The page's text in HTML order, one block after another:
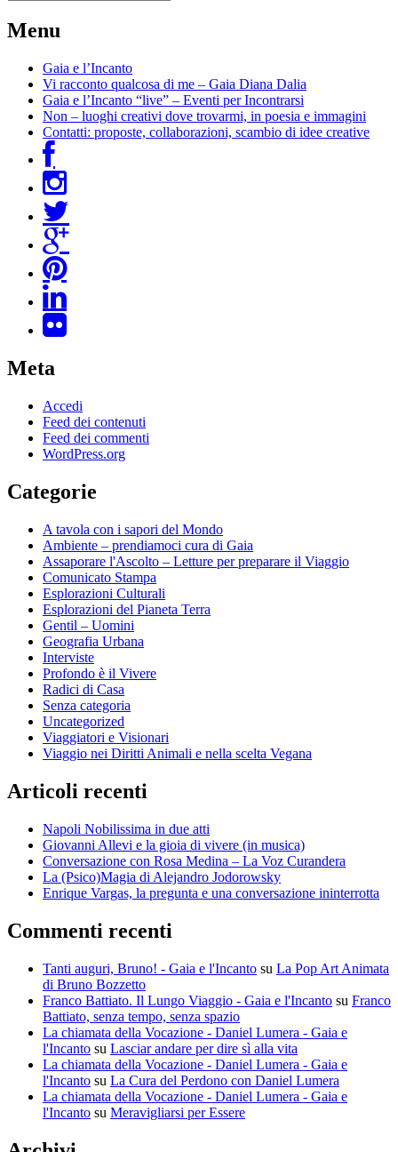
Menu
Gaia e l’Incanto
Vi racconto qualcosa di me – Gaia Diana Dalia
Gaia e l’Incanto “live” – Eventi per Incontrarsi
Non – luoghi creativi dove trovarmi, in poesia e immagini
Contatti: proposte, collaborazioni, scambio di idee creative
Meta
Accedi
Feed dei contenuti
Feed dei commenti
WordPress.org
Categorie
A tavola con i sapori del Mondo
Ambiente – prendiamoci cura di Gaia
Assaporare l'Ascolto – Letture per preparare il Viaggio
Comunicato Stampa
Esplorazioni Culturali
Esplorazioni del Pianeta Terra
Gentil – Uomini
Geografia Urbana
Interviste
Profondo è il Vivere
Radici di Casa
Senza categoria
Uncategorized
Viaggiatori e Visionari
Viaggio nei Diritti Animali e nella scelta Vegana
Articoli recenti
Napoli Nobilissima in due atti
Giovanni Allevi e la gioia di vivere (in musica)
Conversazione con Rosa Medina – La Voz Curandera
La (Psico)Magia di Alejandro Jodorowsky
Enrique Vargas, la pregunta e una conversazione ininterrotta
Commenti recenti
Tanti auguri, Bruno! - Gaia e l'Incanto su La Pop Art Animata
di Bruno Bozzetto
Franco Battiato. Il Lungo Viaggio - Gaia e l'Incanto su Franco
Battiato, senza tempo, senza spazio
La chiamata della Vocazione - Daniel Lumera - Gaia e
l'Incanto su Lasciar andare per dire sì alla vita
La chiamata della Vocazione - Daniel Lumera - Gaia e
l'Incanto su La Cura del Perdono con Daniel Lumera
La chiamata della Vocazione - Daniel Lumera - Gaia e
l'Incanto su Meravigliarsi per Essere